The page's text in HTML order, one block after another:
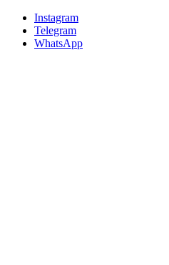
Instagram
Telegram
WhatsApp